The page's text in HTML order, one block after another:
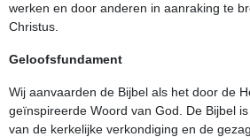
werken en door anderen in aanraking te
Christus.
Geloofsfundament
Wij aanvaarden de Bijbel als het door de
geïnspireerde Woord van God. De Bijbel
van de kerkelijke verkondiging en de